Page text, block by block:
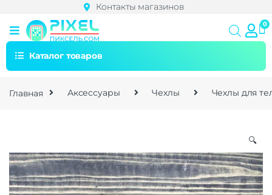
Контакты магазинов
Каталог товаров
Главная Аксессуары Чехлы Чехлы для
🔍